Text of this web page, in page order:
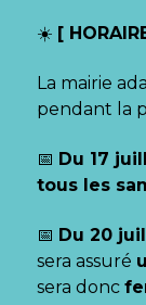
☀️ [
La mairie
pendant la
📅 Du 17
tous les
📅 Du 20
sera assuré
sera donc